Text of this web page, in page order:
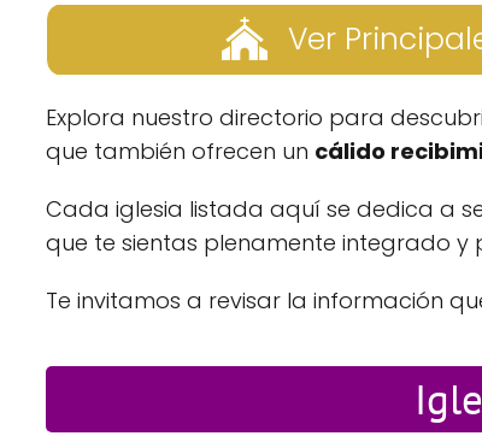
Ver
Explora nuestro directorio para
que también ofrecen un cálido
Cada iglesia listada aquí se dedica a
que te sientas plenamente integrado y
Te invitamos a revisar la información